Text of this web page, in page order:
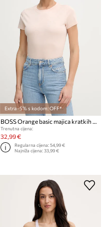
Extra -5% s kodom: OFF*
Trenutna cijena:
32,99 €
Regularna cijena:54,99 €
Najniža cijena:33,99 €